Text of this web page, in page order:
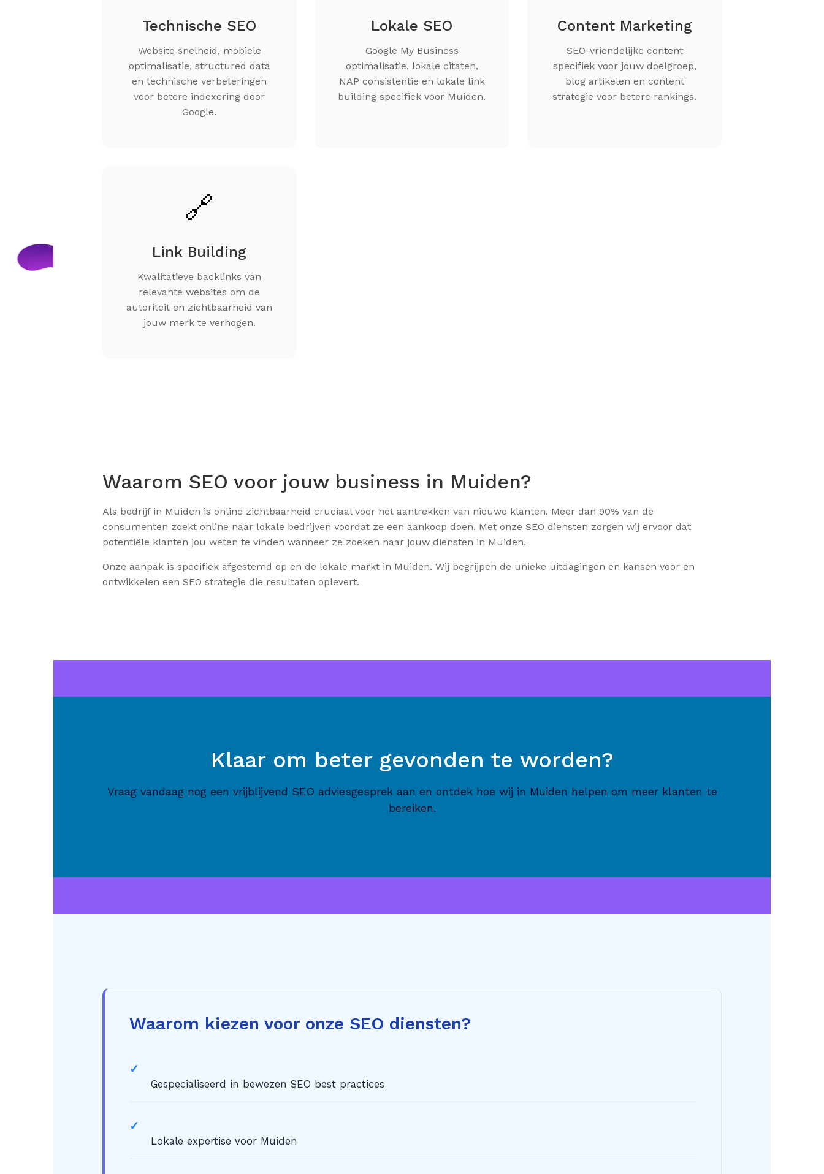
Technische SEO
Website snelheid, mobiele
optimalisatie, structured data
en technische verbeteringen
voor betere indexering door
Google.
Lokale SEO
Google My Business
optimalisatie, lokale citaten,
NAP consistentie en lokale link
building specifiek voor Muiden.
Content Marketing
SEO-vriendelijke content
specifiek voor jouw doelgroep,
blog artikelen en content
strategie voor betere rankings.
🔗
Link Building
Kwalitatieve backlinks van
relevante websites om de
autoriteit en zichtbaarheid van
jouw merk te verhogen.
Waarom SEO voor jouw business in Muiden?
Als bedrijf in Muiden is online zichtbaarheid cruciaal voor het aantrekken van nieuwe klanten. Meer dan 90% van de
consumenten zoekt online naar lokale bedrijven voordat ze een aankoop doen. Met onze SEO diensten zorgen wij ervoor dat
potentiële klanten jou weten te vinden wanneer ze zoeken naar jouw diensten in Muiden.
Onze aanpak is specifiek afgestemd op en de lokale markt in Muiden. Wij begrijpen de unieke uitdagingen en kansen voor en
ontwikkelen een SEO strategie die resultaten oplevert.
Klaar om beter gevonden te worden?
Vraag vandaag nog een vrijblijvend SEO adviesgesprek aan en ontdek hoe wij in Muiden helpen om meer klanten te
bereiken.
Waarom kiezen voor onze SEO diensten?
✓
Gespecialiseerd in bewezen SEO best practices
✓
Lokale expertise voor Muiden